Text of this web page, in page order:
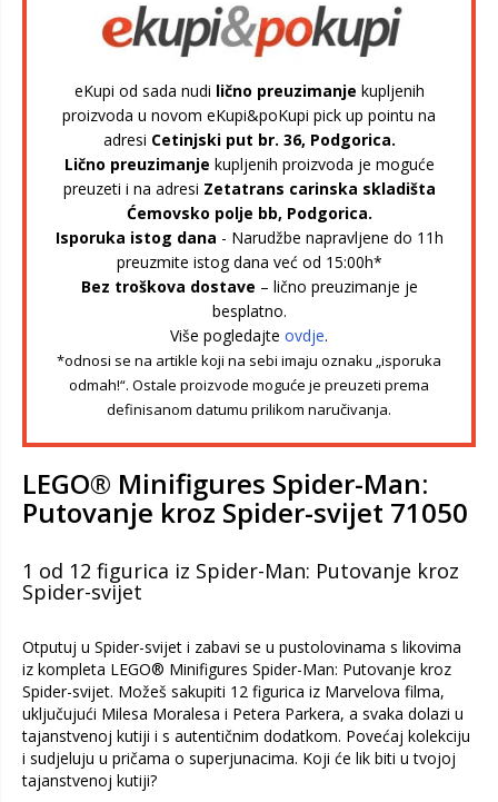
eKupi od sada nudi lično preuzimanje kupljenih
proizvoda u novom eKupi&poKupi pick up pointu na
adresi Cetinjski put br. 36, Podgorica.
Lično preuzimanje kupljenih proizvoda je moguće
preuzeti i na adresi Zetatrans carinska skladišta
Ćemovsko polje bb, Podgorica.
Isporuka istog dana - Narudžbe napravljene do 11h
preuzmite istog dana već od 15:00h*
Bez troškova dostave – lično preuzimanje je
besplatno.
Više pogledajte ovdje.
*odnosi se na artikle koji na sebi imaju oznaku „isporuka
odmah!“. Ostale proizvode moguće je preuzeti prema
definisanom datumu prilikom naručivanja.
LEGO® Minifigures Spider-Man:
Putovanje kroz Spider-svijet 71050
1 od 12 figurica iz Spider-Man: Putovanje kroz
Spider-svijet
Otputuj u Spider-svijet i zabavi se u pustolovinama s likovima
iz kompleta LEGO® Minifigures Spider-Man: Putovanje kroz
Spider-svijet. Možeš sakupiti 12 figurica iz Marvelova filma,
uključujući Milesa Moralesa i Petera Parkera, a svaka dolazi u
tajanstvenoj kutiji i s autentičnim dodatkom. Povećaj kolekciju
i sudjeluju u pričama o superjunacima. Koji će lik biti u tvojoj
tajanstvenoj kutiji?